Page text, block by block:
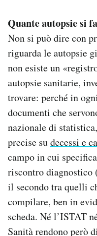
Quante autopsie si
Non si può dire con
riguarda le autopsie
non esiste un
autopsie sanitarie,
trovare: perché in
documenti che
nazionale di
precise sudecessi e
campo in cui
riscontro diagnostico
il secondo tra quelli
compilare, ben in
scheda. Né l’ISTAT
Sanità rendono però